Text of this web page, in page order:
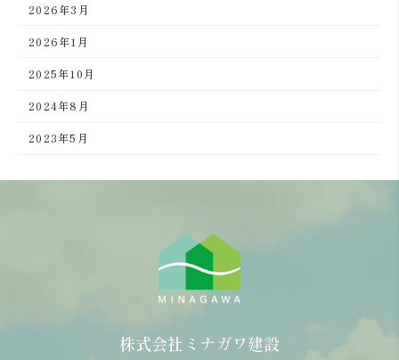
2026年3月
2026年1月
2025年10月
2024年8月
2023年5月
株式会社ミナガワ建設